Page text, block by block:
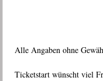
Alle Angaben ohne
Ticketstart wünscht viel